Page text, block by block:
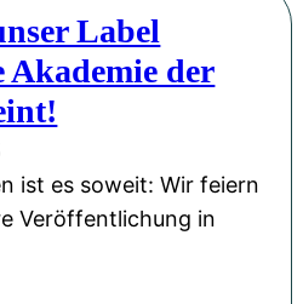
Label
Akademie der
ist es soweit: Wir feiern
Veröffentlichung in